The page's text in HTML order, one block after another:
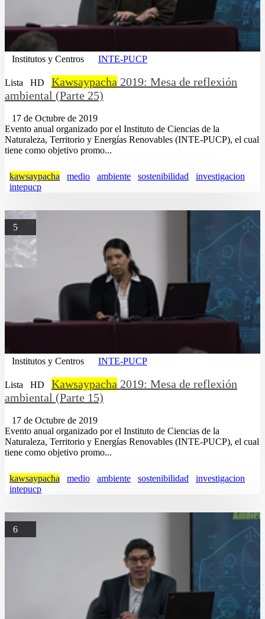
Institutos y Centros INTE-PUCP
Lista HD Kawsaypacha 2019: Mesa de reflexión
ambiental (Parte 25)
17 de Octubre de 2019
Evento anual organizado por el Instituto de Ciencias de la
Naturaleza, Territorio y Energías Renovables (INTE-PUCP), el cual
tiene como objetivo promo...
kawsaypacha medio ambiente sostenibilidad
investigacion
intepucp
5
Institutos y Centros INTE-PUCP
Lista HD Kawsaypacha 2019: Mesa de reflexión
ambiental (Parte 15)
17 de Octubre de 2019
Evento anual organizado por el Instituto de Ciencias de la
Naturaleza, Territorio y Energías Renovables (INTE-PUCP), el cual
tiene como objetivo promo...
kawsaypacha medio ambiente sostenibilidad
investigacion
intepucp
6